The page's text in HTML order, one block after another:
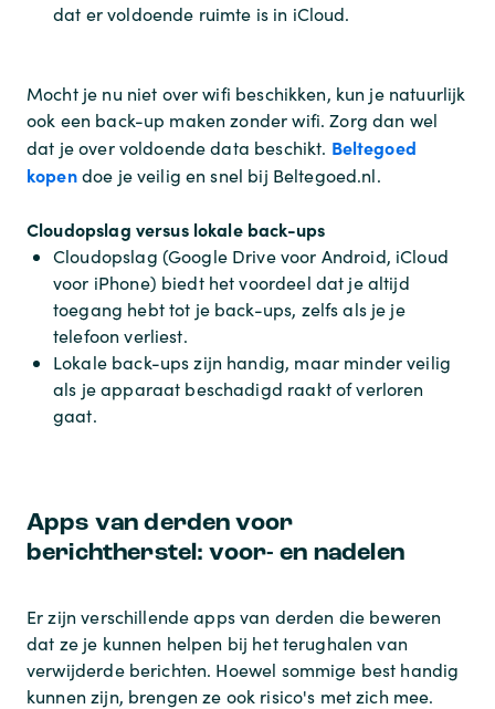
dat er voldoende ruimte is in iCloud.
Mocht je nu niet over wifi beschikken, kun je natuurlijk
ook een back-up maken zonder wifi. Zorg dan wel
dat je over voldoende data beschikt. Beltegoed
kopendoe je veilig en snel bij Beltegoed.nl.
Cloudopslag versus lokale back-ups
Cloudopslag (Google Drive voor Android, iCloud
voor iPhone) biedt het voordeel dat je altijd
toegang hebt tot je back-ups, zelfs als je je
telefoon verliest.
Lokale back-ups zijn handig, maar minder veilig
als je apparaat beschadigd raakt of verloren
gaat.
Apps van derden voor
berichtherstel: voor- en nadelen
Er zijn verschillende apps van derden die beweren
dat ze je kunnen helpen bij het terughalen van
verwijderde berichten. Hoewel sommige best handig
kunnen zijn, brengen ze ook risico's met zich mee.